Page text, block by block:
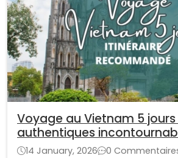
Voyage au Vietnam 5 jours
authentiques
14 January, 2026
0